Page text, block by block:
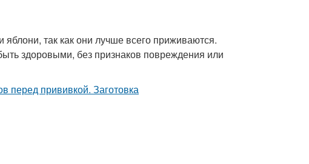
так как они лучше всего приживаются.
здоровыми, без признаков повреждения или